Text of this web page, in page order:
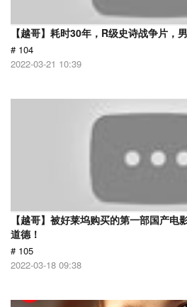
【越哥】耗时30年，R级史诗战争片，
# 104
2022-03-21 10:39
【越哥】被好莱坞购买的第一部国产电
道德！
# 105
2022-03-18 09:38